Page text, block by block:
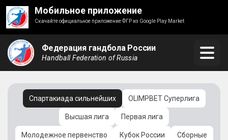
Мобильное приложение
Скачайте официальное приложение ФГР из Google Play Market
Федерация гандбола России
Handball Federation of Russia
Спартакиада сильнейших OLIMPBET Суперлига
Высшая лига Первая лига
Молодежное первенство Кубок России Сборные